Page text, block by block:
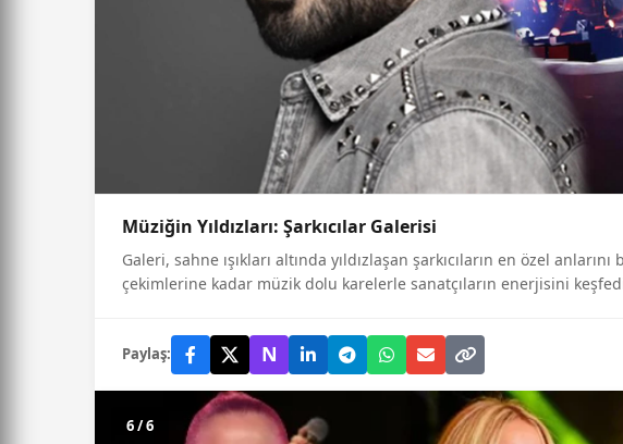
Müziğin Yıldızları: Şarkıcılar Galerisi
Galeri, sahne ışıkları altında yıldızlaşan şarkıcıların en özel
çekimlerine kadar müzik dolu karelerle sanatçıların enerjisini
Paylaş: N
6 / 6